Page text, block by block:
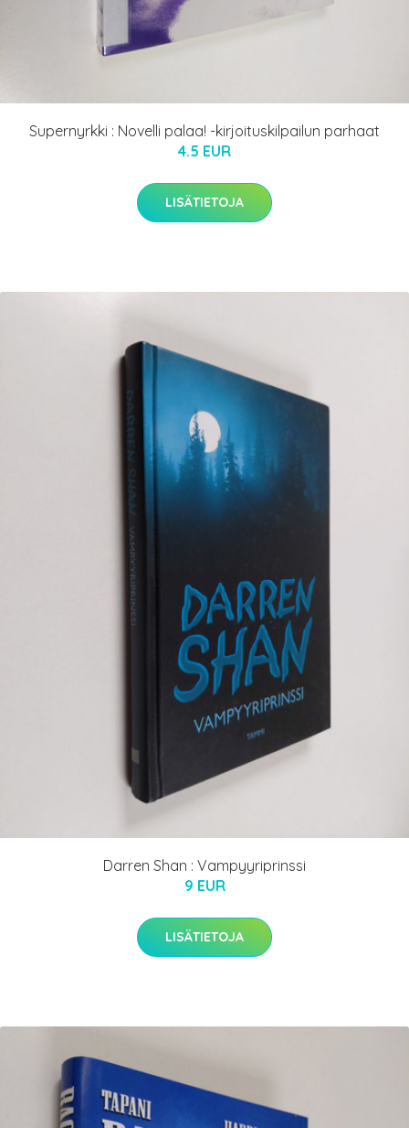
Supernyrkki : Novelli palaa! -kirjoituskilpailun parhaat
4.5 EUR
LISÄTIETOJA
Darren Shan : Vampyyriprinssi
9 EUR
LISÄTIETOJA